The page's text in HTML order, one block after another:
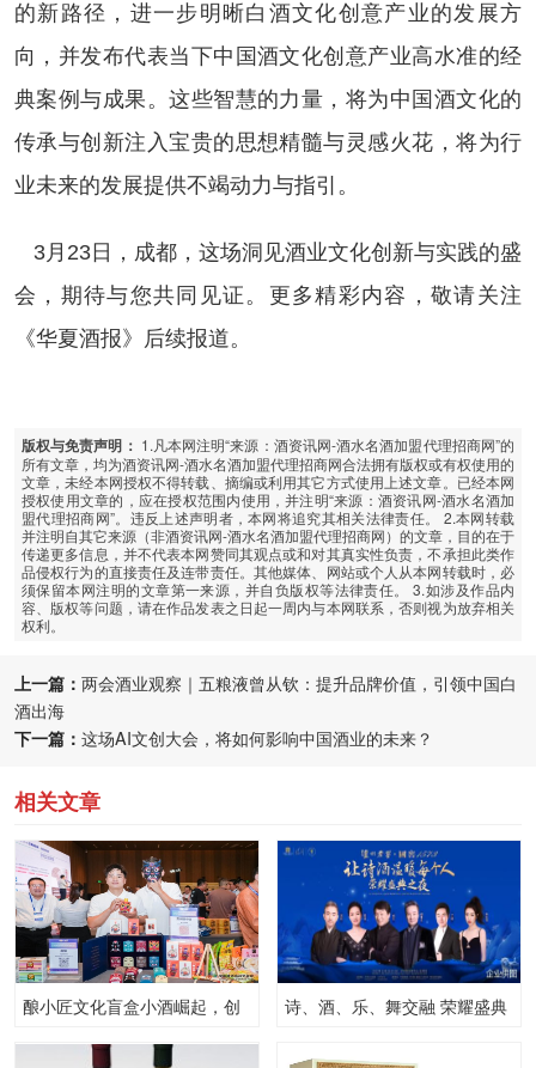
的新路径，进一步明晰白酒文化创意产业的发展方
向，并发布代表当下中国酒文化创意产业高水准的经
典案例与成果。这些智慧的力量，将为中国酒文化的
传承与创新注入宝贵的思想精髓与灵感火花，将为行
业未来的发展提供不竭动力与指引。
3月23日，成都，这场洞见酒业文化创新与实践的盛
会，期待与您共同见证。更多精彩内容，敬请关注
《华夏酒报》后续报道。
版权与免责声明： 1.凡本网注明“来源：酒资讯网-酒水名酒加盟代理招商网”的
所有文章，均为酒资讯网-酒水名酒加盟代理招商网合法拥有版权或有权使用的
文章，未经本网授权不得转载、摘编或利用其它方式使用上述文章。已经本网
授权使用文章的，应在授权范围内使用，并注明“来源：酒资讯网-酒水名酒加
盟代理招商网”。违反上述声明者，本网将追究其相关法律责任。 2.本网转载
并注明自其它来源（非酒资讯网-酒水名酒加盟代理招商网）的文章，目的在于
传递更多信息，并不代表本网赞同其观点或和对其真实性负责，不承担此类作
品侵权行为的直接责任及连带责任。其他媒体、网站或个人从本网转载时，必
须保留本网注明的文章第一来源，并自负版权等法律责任。 3.如涉及作品内
容、版权等问题，请在作品发表之日起一周内与本网联系，否则视为放弃相关
权利。
上一篇： 两会酒业观察｜五粮液曾从钦：提升品牌价值，引领中国白
酒出海
下一篇： 这场AI文创大会，将如何影响中国酒业的未来？
相关文章
酿小匠文化盲盒小酒崛起，创
诗、酒、乐、舞交融 荣耀盛典